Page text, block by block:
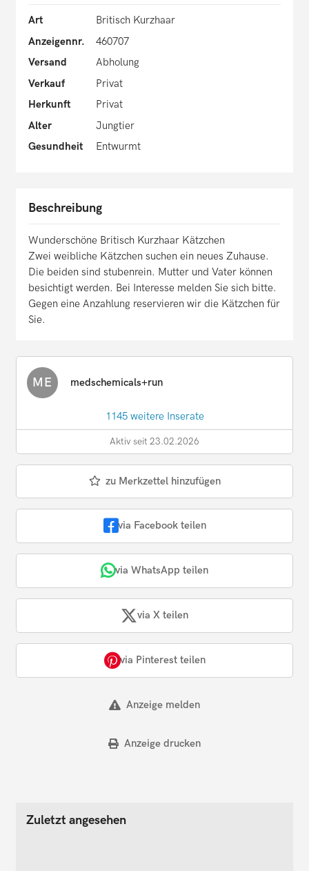
Art
Britisch Kurzhaar
Anzeigennr.
460707
Versand
Abholung
Verkauf
Privat
Herkunft
Privat
Alter
Jungtier
Gesundheit
Entwurmt
Beschreibung
Wunderschöne Britisch Kurzhaar Kätzchen
Zwei weibliche Kätzchen suchen ein neues Zuhause.
Die beiden sind stubenrein. Mutter und Vater können
besichtigt werden. Bei Interesse melden Sie sich bitte.
Gegen eine Anzahlung reservieren wir die Kätzchen für
Sie.
ME medschemicals+run
1145 weitere Inserate
Aktiv seit 23.02.2026
zu Merkzettel hinzufügen
via Facebook teilen
via WhatsApp teilen
via X teilen
via Pinterest teilen
Anzeige melden
Anzeige drucken
Zuletzt angesehen